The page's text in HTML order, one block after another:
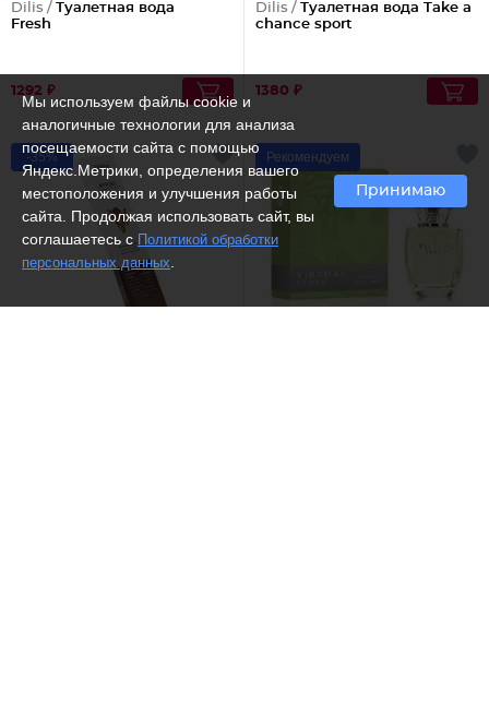
Dilis / Туалетная вода
Fresh
1292 ₽
Dilis / Туалетная вода Take a
chance sport
1380 ₽
-35% Рекомендуем
Мы используем файлы cookie и
аналогичные технологии для анализа
посещаемости сайта с помощью
Яндекс.Метрики, определения вашего
местоположения и улучшения работы
сайта. Продолжая использовать сайт, вы
соглашаетесь с Политикой обработки
персональных данных
Принимаю